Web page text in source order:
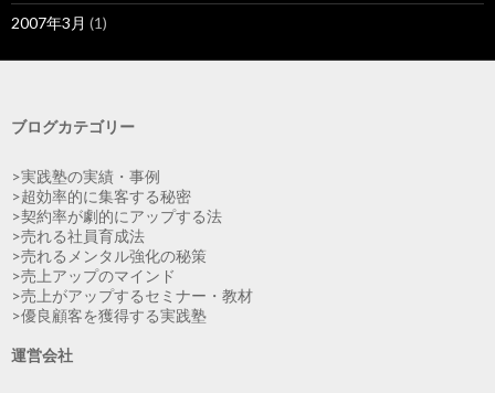
2007年3月 (1)
ブログカテゴリー
>実践塾の実績・事例
>超効率的に集客する秘密
>契約率が劇的にアップする法
>売れる社員育成法
>売れるメンタル強化の秘策
>売上アップのマインド
>売上がアップするセミナー・教材
>優良顧客を獲得する実践塾
運営会社